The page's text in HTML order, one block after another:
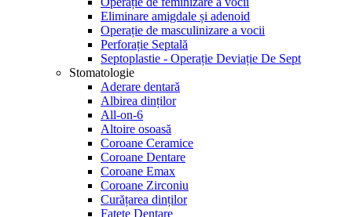
Eliminare amigdale și adenoid
Operație de masculinizare a vocii
Perforație Septală
Septoplastie - Operație Deviație De Sept
Stomatologie
Aderare dentară
Albirea dinților
All-on-6
Altoire osoasă
Coroane Ceramice
Coroane Dentare
Coroane Emax
Coroane Zirconiu
Curățarea dinților
Fațete Dentare